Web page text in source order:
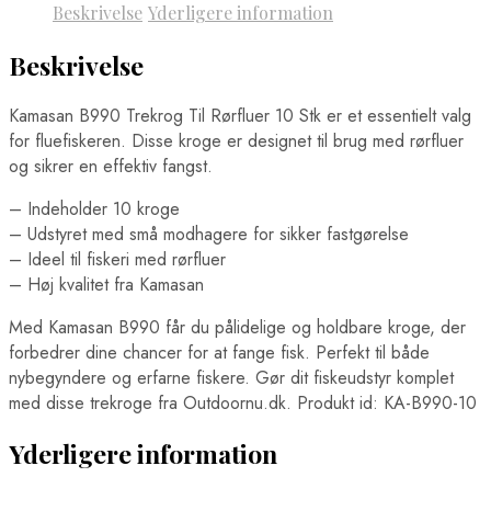
Beskrivelse Yderligere information
Beskrivelse
Kamasan B990 Trekrog Til Rørfluer 10 Stk er et essentielt valg
for fluefiskeren. Disse kroge er designet til brug med rørfluer
og sikrer en effektiv fangst.
– Indeholder 10 kroge
– Udstyret med små modhagere for sikker fastgørelse
– Ideel til fiskeri med rørfluer
– Høj kvalitet fra Kamasan
Med Kamasan B990 får du pålidelige og holdbare kroge, der
forbedrer dine chancer for at fange fisk. Perfekt til både
nybegyndere og erfarne fiskere. Gør dit fiskeudstyr komplet
med disse trekroge fra Outdoornu.dk. Produkt id: KA-B990-10
Yderligere information